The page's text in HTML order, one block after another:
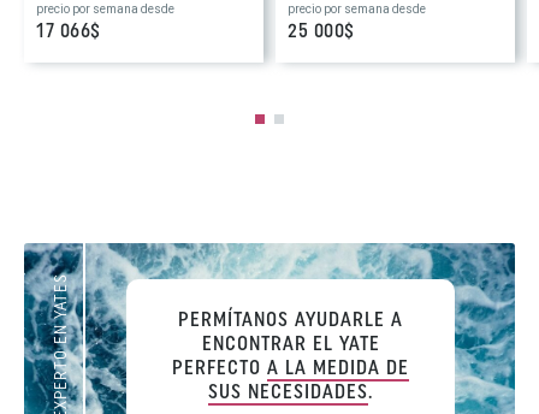
precio por semana desde
17 066$
precio por semana desde
25 000$
SU EXPERTO EN YATES
PERMÍTANOS AYUDARLE A
ENCONTRAR EL YATE
PERFECTO A LA MEDIDA DE
SUS NECESIDADES.